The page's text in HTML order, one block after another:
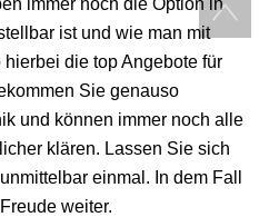
ist und wie man mit
die top Angebote für
Sie genauso
und können immer noch alle
klären. Lassen Sie sich
einmal. In dem Fall
weiter.